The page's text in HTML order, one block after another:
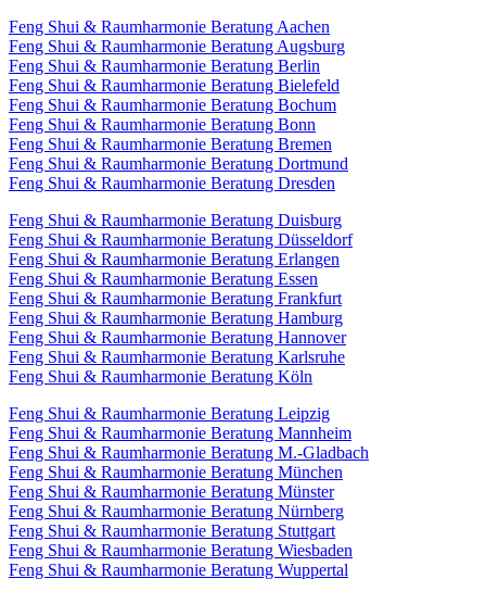
Feng Shui & Raumharmonie Beratung Aachen
Feng Shui & Raumharmonie Beratung Augsburg
Feng Shui & Raumharmonie Beratung Berlin
Feng Shui & Raumharmonie Beratung Bielefeld
Feng Shui & Raumharmonie Beratung Bochum
Feng Shui & Raumharmonie Beratung Bonn
Feng Shui & Raumharmonie Beratung Bremen
Feng Shui & Raumharmonie Beratung Dortmund
Feng Shui & Raumharmonie Beratung Dresden
Feng Shui & Raumharmonie Beratung Duisburg
Feng Shui & Raumharmonie Beratung Düsseldorf
Feng Shui & Raumharmonie Beratung Erlangen
Feng Shui & Raumharmonie Beratung Essen
Feng Shui & Raumharmonie Beratung Frankfurt
Feng Shui & Raumharmonie Beratung Hamburg
Feng Shui & Raumharmonie Beratung Hannover
Feng Shui & Raumharmonie Beratung Karlsruhe
Feng Shui & Raumharmonie Beratung Köln
Feng Shui & Raumharmonie Beratung Leipzig
Feng Shui & Raumharmonie Beratung Mannheim
Feng Shui & Raumharmonie Beratung M.-Gladbach
Feng Shui & Raumharmonie Beratung München
Feng Shui & Raumharmonie Beratung Münster
Feng Shui & Raumharmonie Beratung Nürnberg
Feng Shui & Raumharmonie Beratung Stuttgart
Feng Shui & Raumharmonie Beratung Wiesbaden
Feng Shui & Raumharmonie Beratung Wuppertal